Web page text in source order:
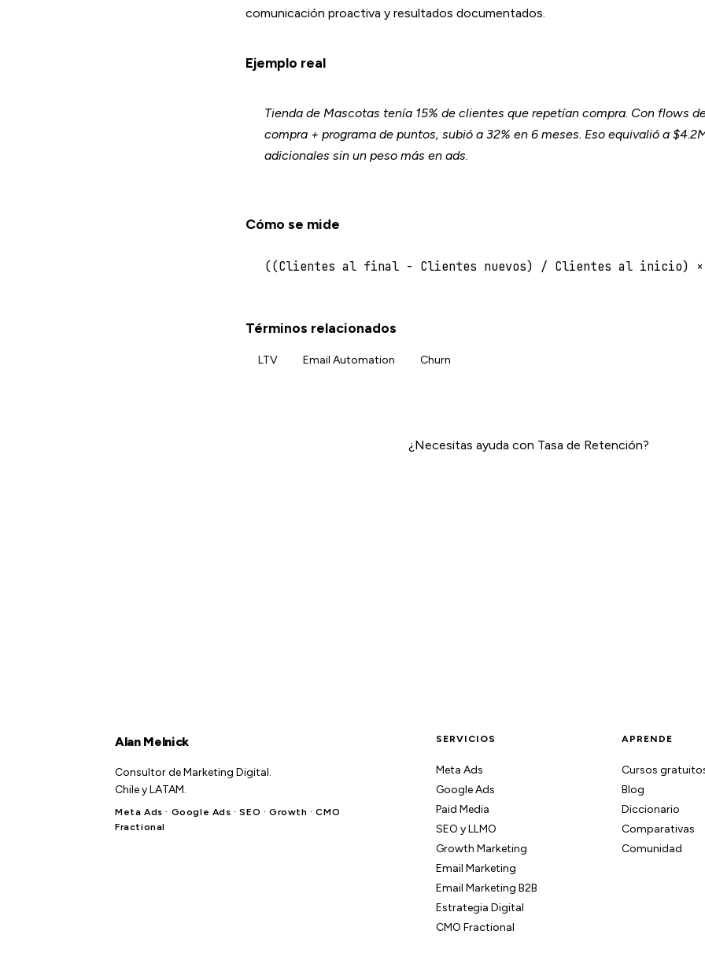
comunicación proactiva y resultados documentados.
Ejemplo real
Tienda de Mascotas tenía 15% de clientes que repetían compra. Con flows
compra + programa de puntos, subió a 32% en 6 meses. Eso equivalió a
adicionales sin un peso más en ads.
Cómo se mide
((Clientes al final - Clientes nuevos) / Clientes al inicio) ×
Términos relacionados
LTV Email Automation Churn
¿Necesitas ayuda con Tasa de Retención?
Alan Melnick
Consultor de Marketing Digital.
Chile y LATAM.
Meta Ads · Google Ads · SEO · Growth · CMO
Fractional
SERVICIOS
Meta Ads
Google Ads
Paid Media
SEO y LLMO
Growth Marketing
Email Marketing
Email Marketing B2B
Estrategia Digital
CMO Fractional
APRENDE
Cursos
Blog
Diccionario
Comparativas
Comunidad